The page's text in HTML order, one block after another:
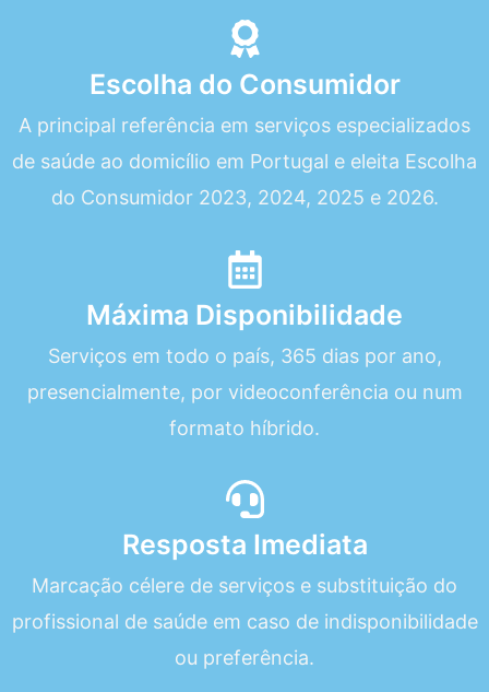
Escolha do Consumidor
A principal referência em serviços especializados
de saúde ao domicílio em Portugal e eleita Escolha
do Consumidor 2023, 2024, 2025 e 2026.
Máxima Disponibilidade
Serviços em todo o país, 365 dias por ano,
presencialmente, por videoconferência ou num
formato híbrido.
Resposta Imediata
Marcação célere de serviços e substituição do
profissional de saúde em caso de indisponibilidade
ou preferência.